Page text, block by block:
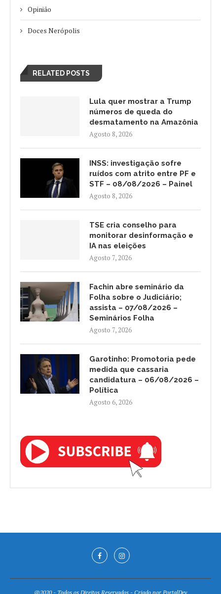
Opinião
Doces Nerópolis
RELATED POSTS
Lula quer mostrar a Trump
números de queda do
desmatamento na Amazônia
Agosto 8, 2026
INSS: investigação sofre
ruídos com atrito entre PF e
STF – 08/08/2026 – Painel
Agosto 8, 2026
TSE cria conselho para
monitorar desinformação e
IA nas eleições
Agosto 7, 2026
Fachin abre seminário da
Folha sobre o Judiciário;
assista – 07/08/2026 –
Seminários Folha
Agosto 7, 2026
Garotinho: Promotoria pede
medida que cassaria
candidatura – 06/08/2026 –
Política
Agosto 6, 2026
@2020 - Todos os Direitos Reservados - Criado por PortalDev